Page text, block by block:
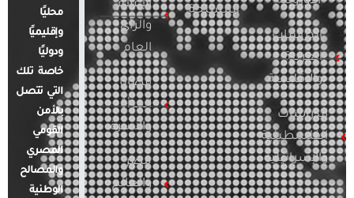
الدراسات
العربية
والإقليمية
الدراسات
الفلسطينية
والإسرائيلية
المسلحة
الإعلام
والرأي
العام
قضايا
المرأة
والأسرة
مصر
والعالم
محليًا
وإقليميًا
ودوليًا
خاصة تلك
التي تتصل
بالأمن
القومي
المصري
والمصالح
الوطنية